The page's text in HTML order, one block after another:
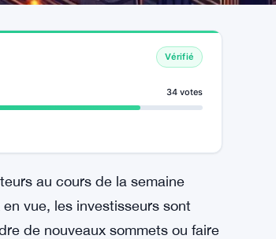
Vérifié
34 votes
au cours de la semaine
vue, les investisseurs sont
de nouveaux sommets ou faire